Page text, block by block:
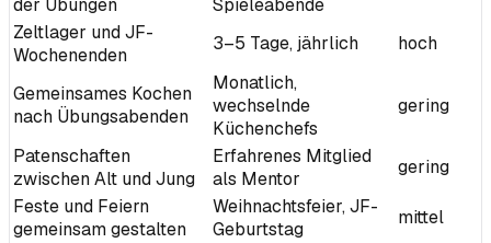
der Übungen
Spieleabende
Zeltlager und JF-
Wochenenden
3–5 Tage, jährlich hoch
Gemeinsames Kochen
nach Übungsabenden
Monatlich,
wechselnde
Küchenchefs
gering
Patenschaften
zwischen Alt und Jung
Erfahrenes Mitglied
als Mentor
gering
Feste und Feiern
gemeinsam gestalten
Weihnachtsfeier, JF-
Geburtstag
mittel